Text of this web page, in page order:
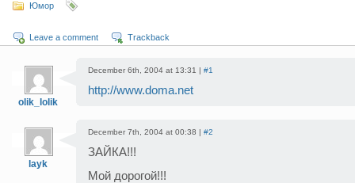
Юмор
Leave a comment Trackback
olik_lolik
December 6th, 2004 at 13:31 | #1
http://www.doma.net
layk
December 7th, 2004 at 00:38 | #2
ЗАЙКА!!!
Мой дорогой!!!